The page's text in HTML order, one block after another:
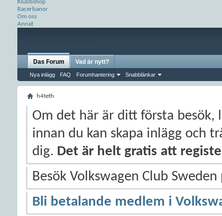
Klubbshop
Racerbanor
Om oss
Annat
Das Forum
Nya inlägg FAQ Forumhantering Snabblänkar
Vad är nytt?
h4teth
Om det här är ditt första besök,
innan du kan skapa inlägg och
dig. Det är helt gratis att
Besök Volkswagen Club
Bli betalande medlem i